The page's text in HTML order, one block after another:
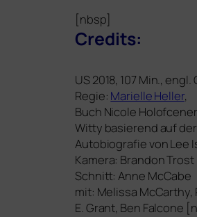
[nbsp]
Credits:
US2018, 107 Min., engl.
Regie: Marielle Heller,
Buch Nicole
Witty basie­rend auf der
Autobiografie von Lee
Kamera: Brandon Trost
Schnitt: Anne McCabe
mit: Melissa McCarthy,
E. Grant, Ben Falcone